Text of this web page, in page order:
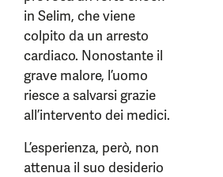
in Selim, che viene
colpito da un arresto
cardiaco. Nonostante il
grave malore, l’uomo
riesce a salvarsi grazie
all’intervento dei medici.
L’esperienza, però, non
attenua il suo desiderio